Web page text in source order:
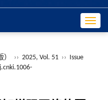
›› 2025, Vol. 51 ›› Issue